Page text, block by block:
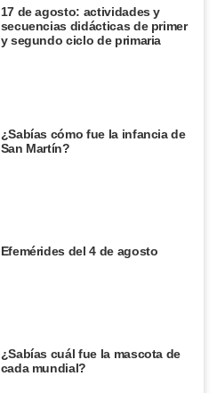
17 de agosto: actividades y
secuencias didácticas de primer
y segundo ciclo de primaria
¿Sabías cómo fue la infancia de
San Martín?
Efemérides del 4 de agosto
¿Sabías cuál fue la mascota de
cada mundial?